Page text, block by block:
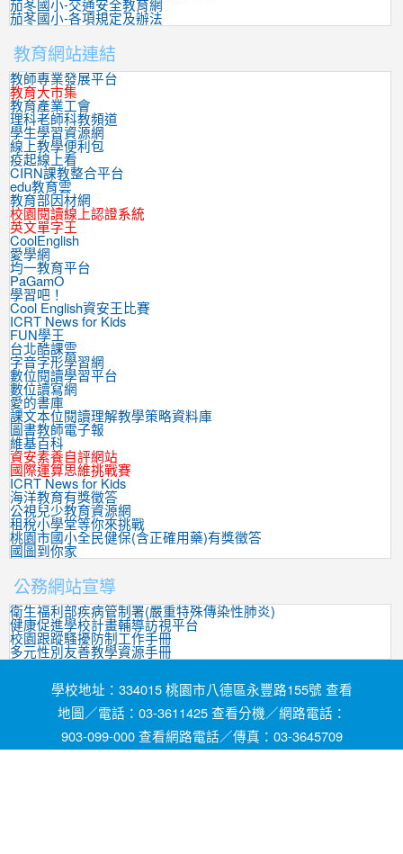
茄苳國小-交通安全教育網
茄苳國小-各項規定及辦法
教育網站連結
教師專業發展平台
教育大市集
教育產業工會
理科老師科教頻道
學生學習資源網
線上教學便利包
疫起線上看
CIRN課教整合平台
edu教育雲
教育部因材網
校園閱讀線上認證系統
英文單字王
CoolEnglish
愛學網
均一教育平台
PaGamO
學習吧！
Cool English資安王比賽
ICRT News for Kids
FUN學王
台北酷課雲
字音字形學習網
數位閱讀學習平台
數位讀寫網
愛的書庫
課文本位閱讀理解教學策略資料庫
圖書教師電子報
維基百科
資安素養自評網站
國際運算思維挑戰賽
ICRT News for Kids
海洋教育有獎徵答
公視兒少教育資源網
租稅小學堂等你來挑戰
桃園市國小全民健保(含正確用藥)有獎徵答
國圖到你家
公務網站宣導
衛生福利部疾病管制署(嚴重特殊傳染性肺炎)
健康促進學校計畫輔導訪視平台
校園跟蹤騷擾防制工作手冊
多元性別友善教學資源手冊
學校地址：334015 桃園市八德區永豐路155號 查看
地圖／電話：03-3611425 查看分機／網路電話：
903-099-000 查看網路電話／傳真：03-3645709